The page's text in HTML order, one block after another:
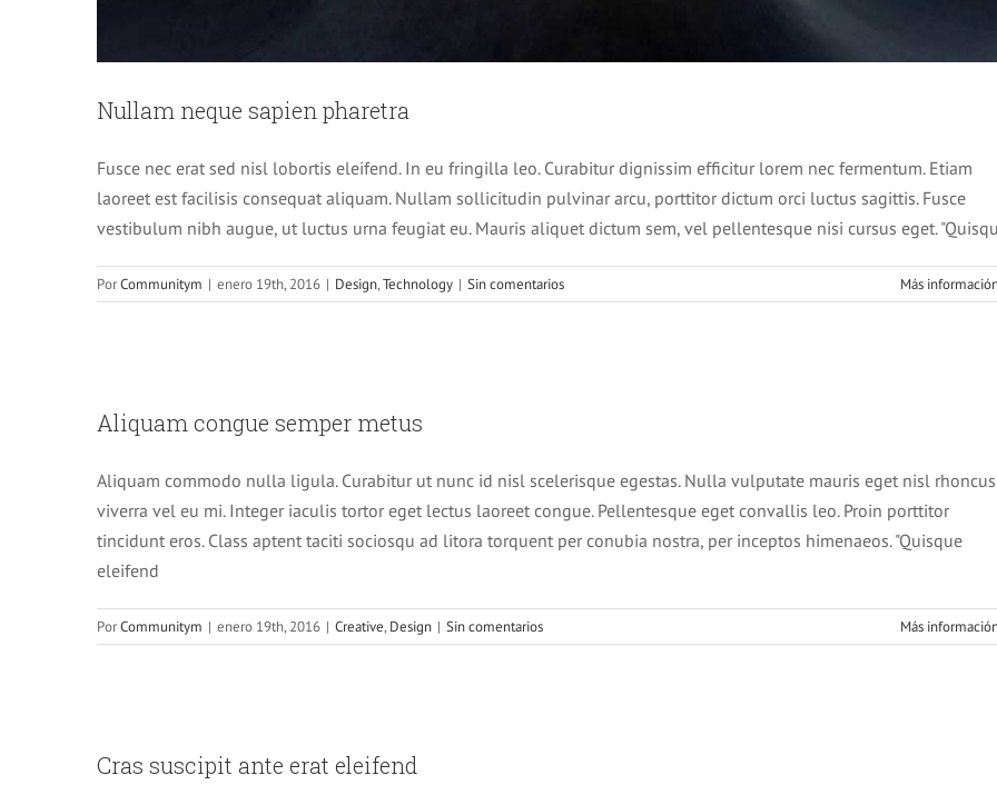
Nullam neque sapien pharetra
Fusce nec erat sed nisl lobortis eleifend. In eu fringilla leo. Curabitur dignissim efficitur lorem nec fermentum. Etiam
laoreet est facilisis consequat aliquam. Nullam sollicitudin pulvinar arcu, porttitor dictum orci luctus sagittis. Fusce
vestibulum nibh augue, ut luctus urna feugiat eu. Mauris aliquet dictum sem, vel pellentesque nisi cursus eget.
PorCommunitym | enero 19th, 2016 | Design,Technology | Sin comentarios Más
Aliquam congue semper metus
Aliquam commodo nulla ligula. Curabitur ut nunc id nisl scelerisque egestas. Nulla vulputate mauris eget nisl rhoncus
viverra vel eu mi. Integer iaculis tortor eget lectus laoreet congue. Pellentesque eget convallis leo. Proin porttitor
tincidunt eros. Class aptent taciti sociosqu ad litora torquent per conubia nostra, per inceptos himenaeos. "Quisque
eleifend
PorCommunitym | enero 19th, 2016 | Creative,Design | Sin comentarios Más
Cras suscipit ante erat eleifend